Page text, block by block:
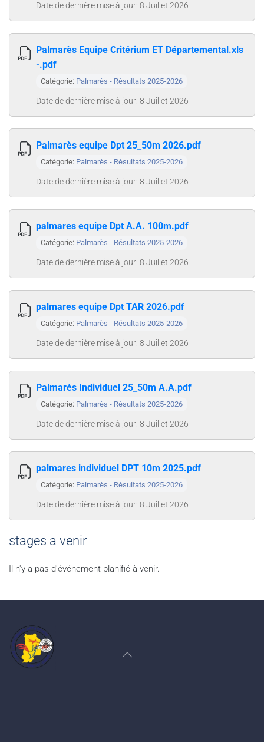
Date de dernière mise à jour: 8 Juillet 2026
Palmarès Equipe Critérium ET Départemental.xls
-.pdf
Catégorie: Palmarès - Résultats 2025-2026
Date de dernière mise à jour: 8 Juillet 2026
Palmarès equipe Dpt 25_50m 2026.pdf
Catégorie: Palmarès - Résultats 2025-2026
Date de dernière mise à jour: 8 Juillet 2026
palmares equipe Dpt A.A. 100m.pdf
Catégorie: Palmarès - Résultats 2025-2026
Date de dernière mise à jour: 8 Juillet 2026
palmares equipe Dpt TAR 2026.pdf
Catégorie: Palmarès - Résultats 2025-2026
Date de dernière mise à jour: 8 Juillet 2026
Palmarés Individuel 25_50m A.A.pdf
Catégorie: Palmarès - Résultats 2025-2026
Date de dernière mise à jour: 8 Juillet 2026
palmares individuel DPT 10m 2025.pdf
Catégorie: Palmarès - Résultats 2025-2026
Date de dernière mise à jour: 8 Juillet 2026
stages a venir
Il n'y a pas d'événement planifié à venir.